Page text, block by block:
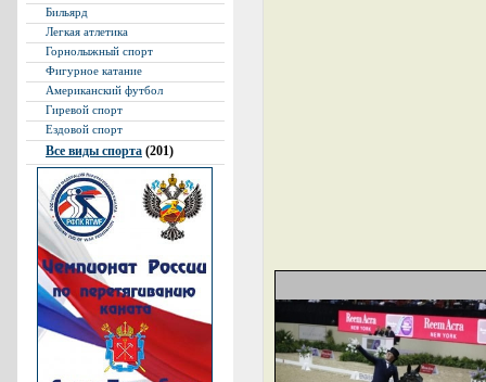
Бильярд
Легкая атлетика
Горнолыжный спорт
Фигурное катание
Американский футбол
Гиревой спорт
Ездовой спорт
Все виды спорта (201)